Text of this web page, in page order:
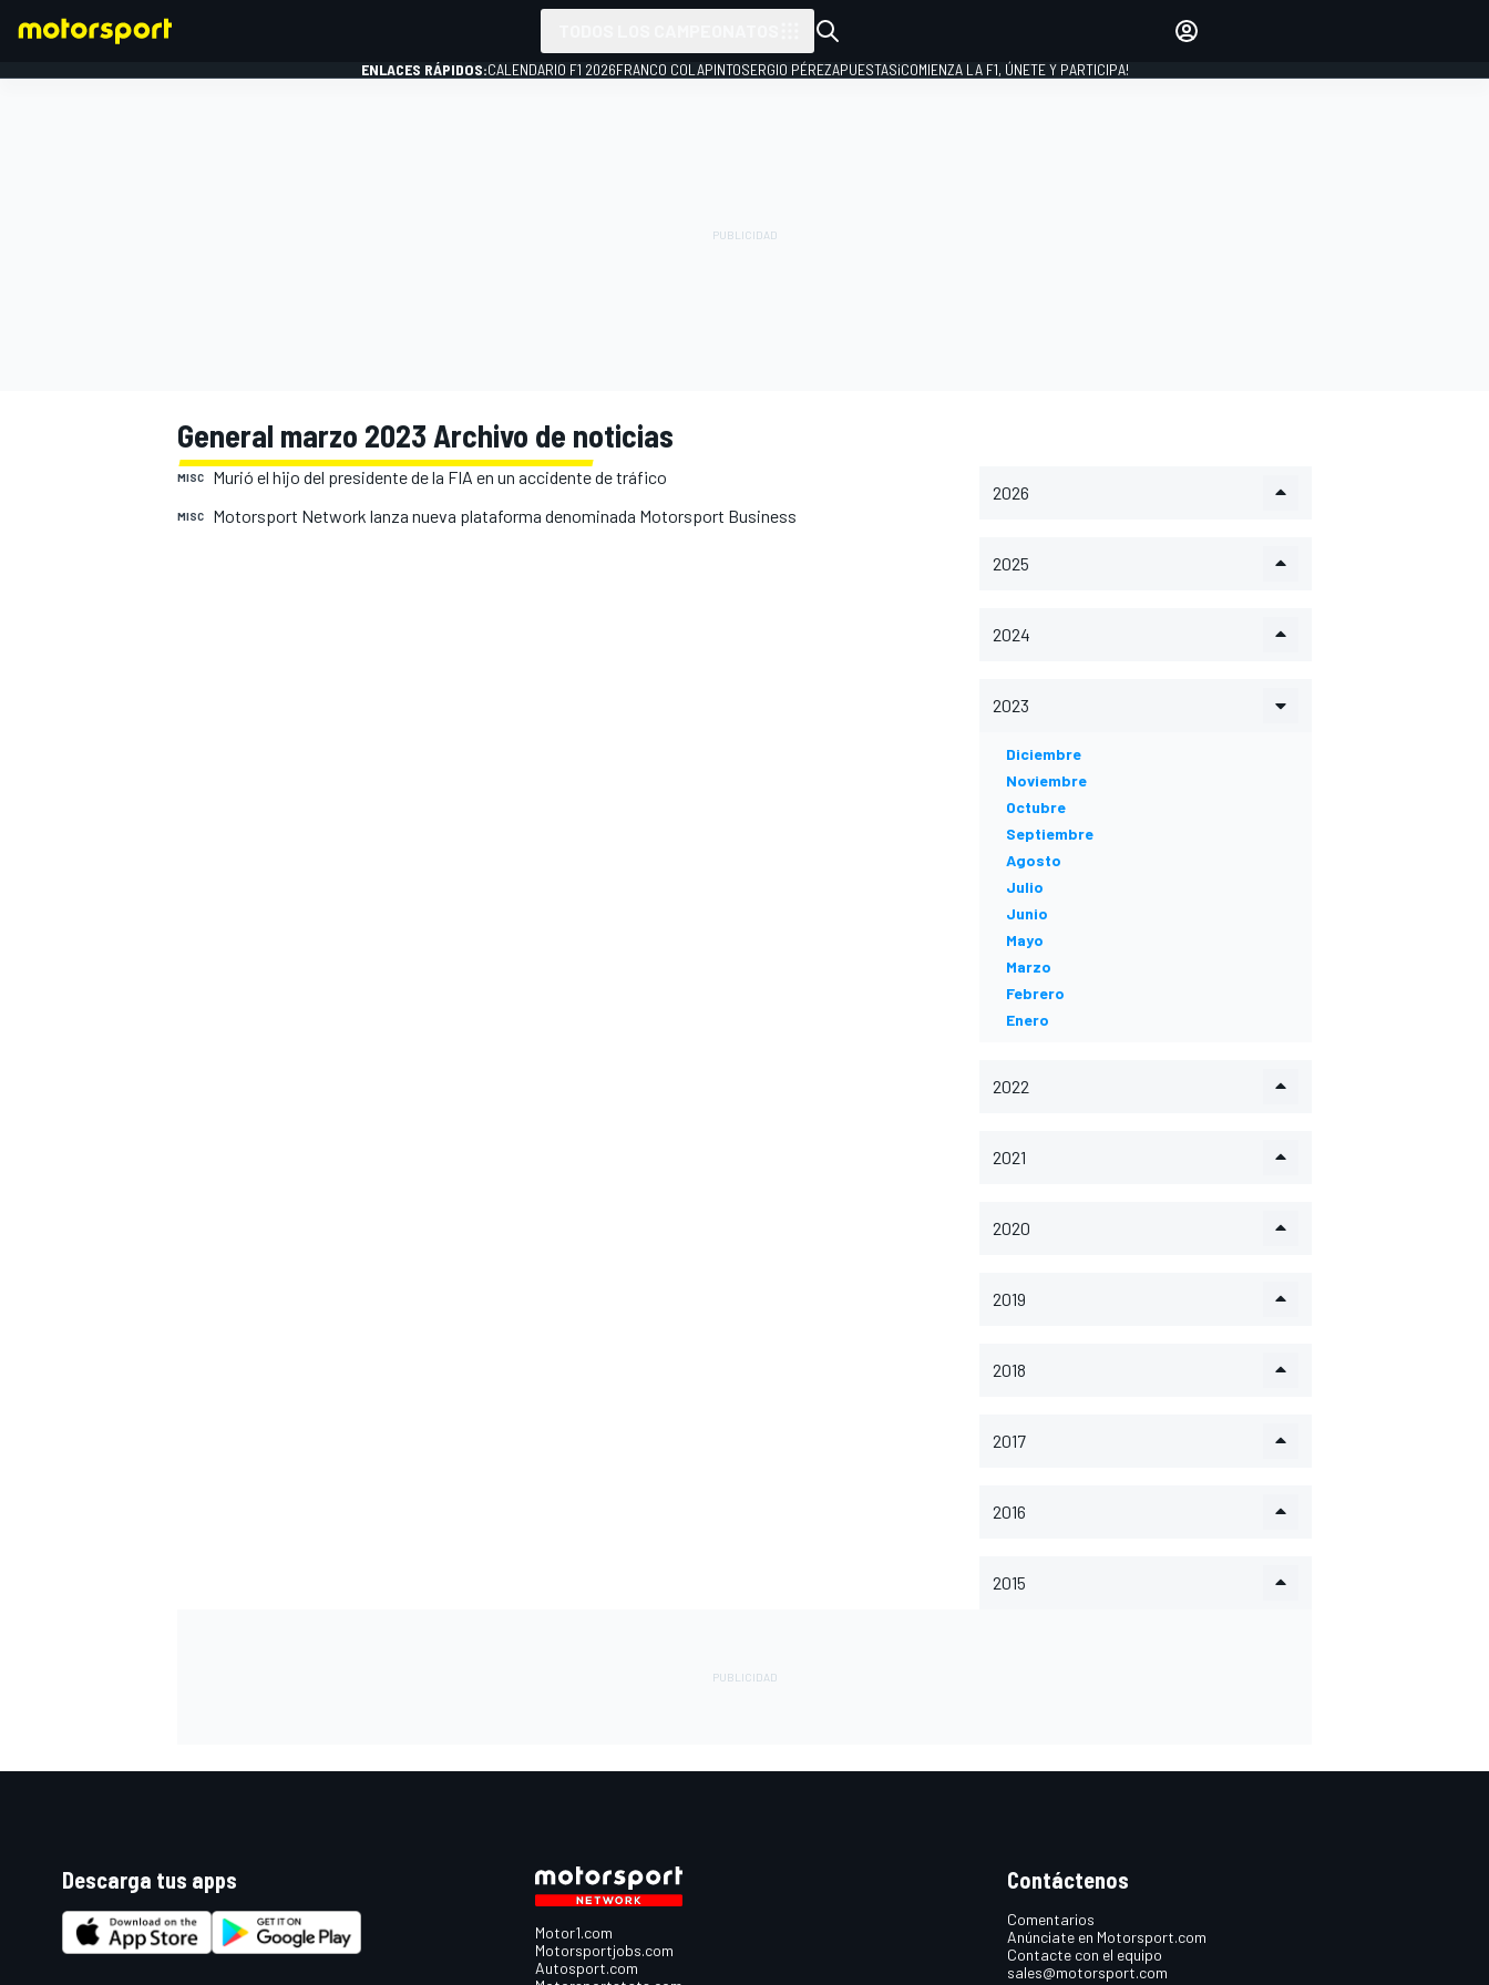
INICIAR SESIÓN
ENLACES RÁPIDOS:CALENDARIO F1 2026FRANCO COLAPINTOSERGIO PÉREZAPUESTAS¡COMIENZA LA F1, ÚNETE Y PARTICIPA!
General marzo 2023 Archivo de noticias
MISC Murió el hijo del presidente de la FIA en un accidente de tráfico
MISC Motorsport Network lanza nueva plataforma denominada Motorsport Business
2026
2025
2024
2023
Diciembre
Noviembre
Octubre
Septiembre
Agosto
Julio
Junio
Mayo
Marzo
Febrero
Enero
2022
2021
2020
2019
2018
2017
2016
2015
Descarga tus apps
Motor1.com
Motorsportjobs.com
Autosport.com
Contáctenos
Comentarios
Anúnciate en Motorsport.com
Contacte con el equipo
sales@motorsport.com